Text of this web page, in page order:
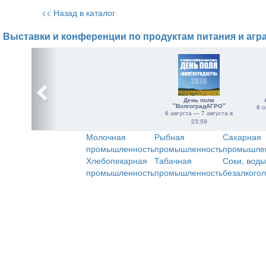
<< Назад в каталог
Выставки и конференции по продуктам питания и
День поля
"ВолгоградАГРО"
6 августа — 7 августа в
23:59
6
Молочная
промышленность
Рыбная
промышленность
Сахарная
Хлебопекарная
промышленность
Табачная
промышленность
Соки,